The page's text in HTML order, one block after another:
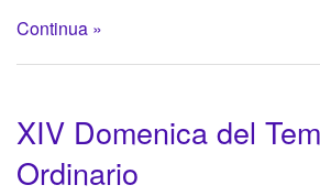
Continua »
XIV Domenica del
Ordinario